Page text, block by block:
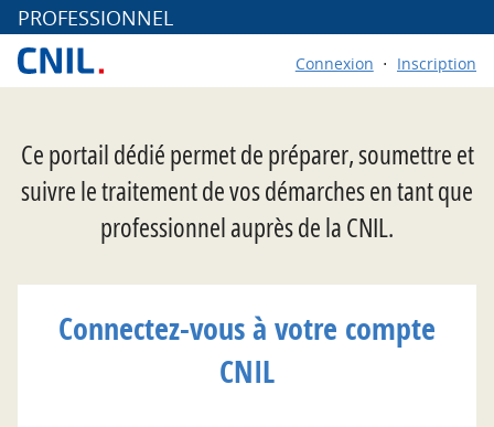
PROFESSIONNEL
Connexion Inscription
Ce portail dédié permet de préparer, soumettre et
suivre le traitement de vos démarches en tant que
professionnel auprès de la CNIL.
Connectez-vous à votre compte
CNIL
*